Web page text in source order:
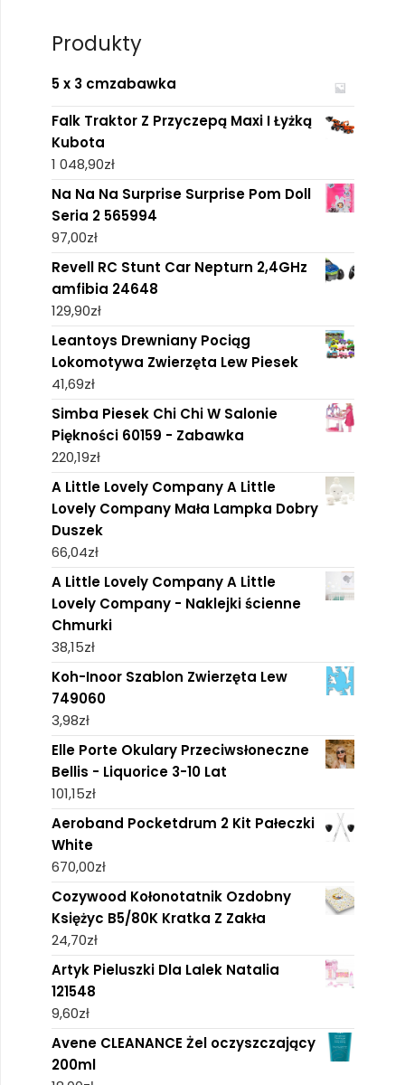
Produkty
5 x 3 cmzabawka
Falk Traktor Z Przyczepą Maxi I Łyżką
Kubota
1 048,90zł
Na Na Na Surprise Surprise Pom Doll
Seria 2 565994
97,00zł
Revell RC Stunt Car Nepturn 2,4GHz
amfibia 24648
129,90zł
Leantoys Drewniany Pociąg
Lokomotywa Zwierzęta Lew Piesek
41,69zł
Simba Piesek Chi Chi W Salonie
Piękności 60159 - Zabawka
220,19zł
A Little Lovely Company A Little
Lovely Company Mała Lampka Dobry
Duszek
66,04zł
A Little Lovely Company A Little
Lovely Company - Naklejki ścienne
Chmurki
38,15zł
Koh-Inoor Szablon Zwierzęta Lew
749060
3,98zł
Elle Porte Okulary Przeciwsłoneczne
Bellis - Liquorice 3-10 Lat
101,15zł
Aeroband Pocketdrum 2 Kit Pałeczki
White
670,00zł
Cozywood Kołonotatnik Ozdobny
Księżyc B5/80K Kratka Z Zakła
24,70zł
Artyk Pieluszki Dla Lalek Natalia
121548
9,60zł
Avene CLEANANCE Żel oczyszczający
200ml